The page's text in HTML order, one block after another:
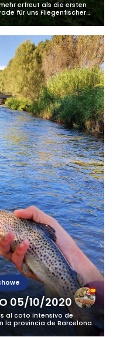
erfreut als die ersten
für uns Fliegenfischer
am Wasser, doch die
05/10/2020
al coto intensivo de
la provincia de Barcelona,
Cataluña de Salmónidos